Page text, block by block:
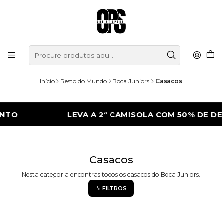
Início Resto do Mundo Boca Juniors Casacos
LEVA A 2ª CAMISOLA COM 50% DE
Casacos
Nesta categoria encontras todos os casacos do Boca Juniors.
FILTROS